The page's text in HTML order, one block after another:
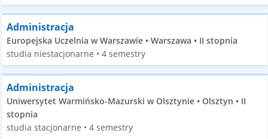
Administracja
Europejska Uczelnia w Warszawie • Warszawa • II stopnia
studia niestacjonarne • 4 semestry
Administracja
Uniwersytet Warmińsko-Mazurski w Olsztynie • Olsztyn • II
stopnia
studia stacjonarne • 4 semestry